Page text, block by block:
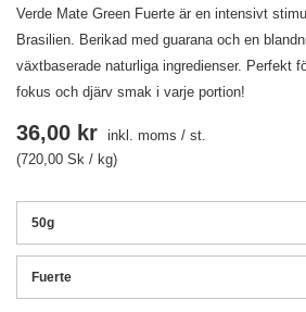
Verde Mate Green Fuerte är en intensivt
Brasilien. Berikad med guarana och en
växtbaserade naturliga ingredienser. Perfekt
fokus och djärv smak i varje portion!
50g
Fuerte
36,00 kr inkl. moms / st.
(720,00 Sk / kg)